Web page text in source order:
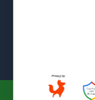
Mostra Tutte le